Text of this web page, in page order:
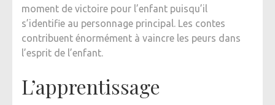
moment de victoire pour l’enfant puisqu’il
s’identifie au personnage principal. Les contes
contribuent énormément à vaincre les peurs dans
l’esprit de l’enfant.
L’apprentissage